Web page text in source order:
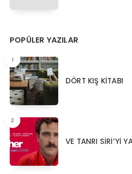
POPÜLER YAZILAR
1
DÖRT KIŞ KİTABI
2
VE TANRI SİRİ’Yİ